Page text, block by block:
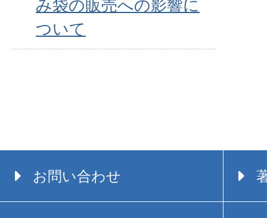
み袋の販売への影響に
ついて
お問い合わせ